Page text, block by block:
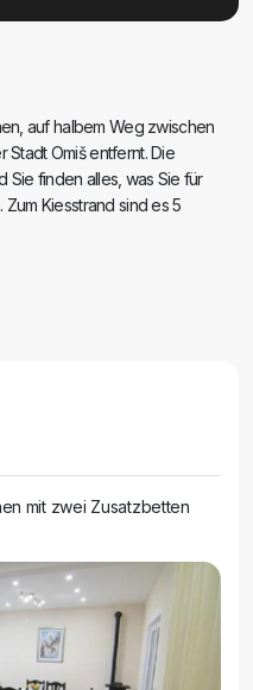
auf halbem Weg zwischen
Stadt Omiš entfernt. Die
Sie finden alles, was Sie für
Kiesstrand sind es 5
mit zwei Zusatzbetten